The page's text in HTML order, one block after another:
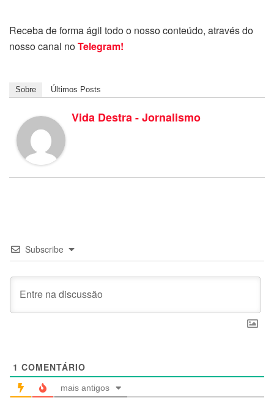
Receba de forma ágil todo o nosso conteúdo, através do
nosso canal noTelegram!
Sobre Últimos Posts
Vida Destra - Jornalismo
Subscribe
1 COMENTÁRIO
mais antigos